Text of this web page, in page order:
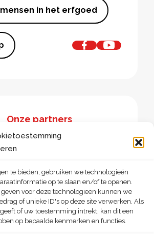
te bieden, gebruiken we technologieën
op te slaan en/of te openen.
voor deze technologieën kunnen we
of unieke ID's op deze site verwerken. Als
of uw toestemming intrekt, kan dit een
op bepaalde kenmerken en functies.
in het erfgoed
Onze partners